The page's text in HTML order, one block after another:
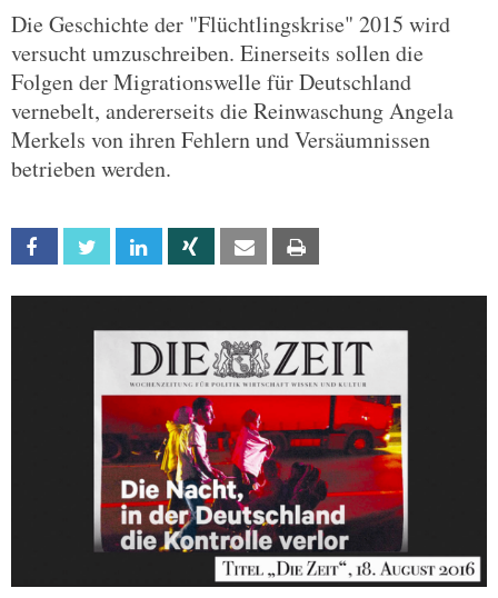
Die Geschichte der "Flüchtlingskrise" 2015 wird
versucht umzuschreiben. Einerseits sollen die
Folgen der Migrationswelle für Deutschland
vernebelt, andererseits die Reinwaschung Angela
Merkels von ihren Fehlern und Versäumnissen
betrieben werden.
Facebook Twitter Linkedin Xing Email